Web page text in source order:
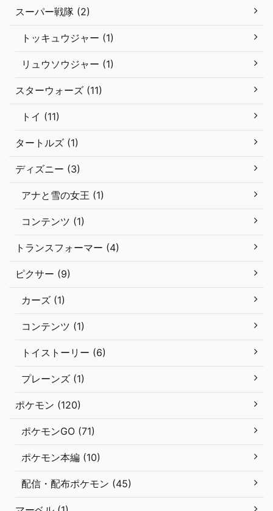
スーパー戦隊 (2)
トッキュウジャー (1)
リュウソウジャー (1)
スターウォーズ (11)
トイ (11)
タートルズ (1)
ディズニー (3)
アナと雪の女王 (1)
コンテンツ (1)
トランスフォーマー (4)
ピクサー (9)
カーズ (1)
コンテンツ (1)
トイストーリー (6)
プレーンズ (1)
ポケモン (120)
ポケモンGO (71)
ポケモン本編 (10)
配信・配布ポケモン (45)